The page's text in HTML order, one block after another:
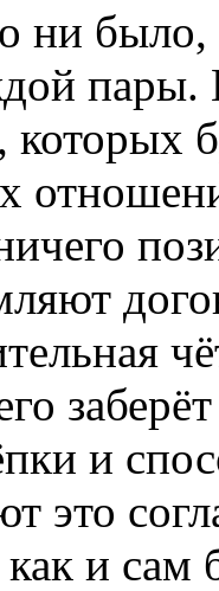
ни было,
пары.
которых
и
это
и сам